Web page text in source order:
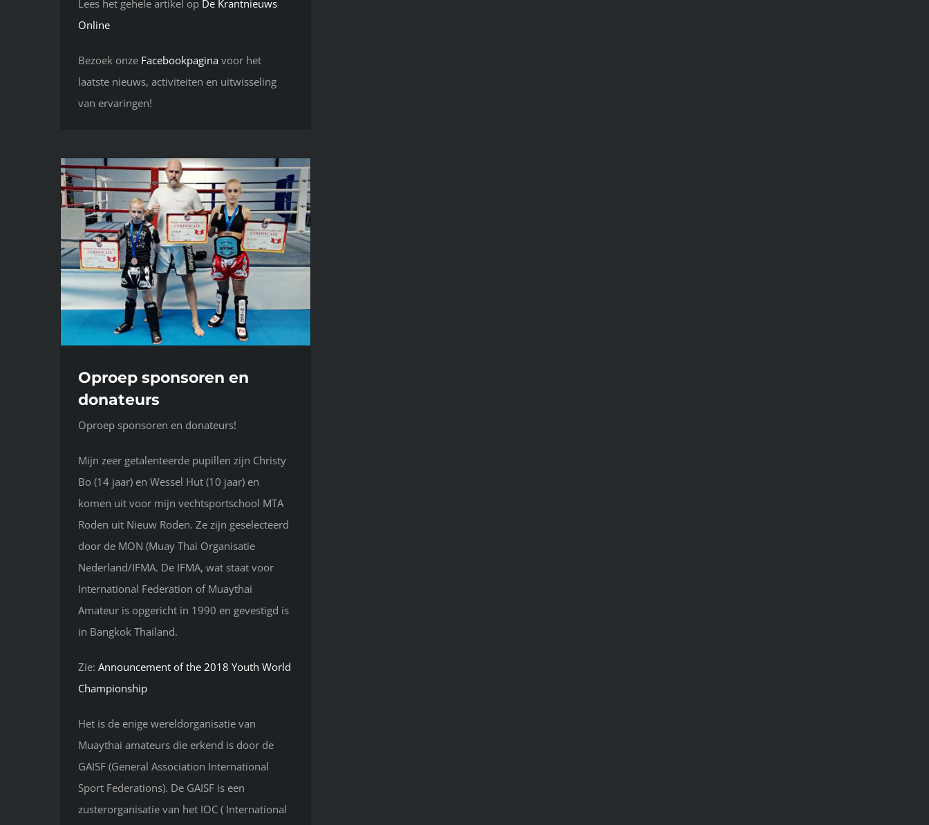
Lees het gehele artikel op De Krantnieuws
Online
Bezoek onze Facebookpagina voor het
laatste nieuws, activiteiten en uitwisseling
van ervaringen!
Oproep sponsoren en
donateurs
Oproep sponsoren en donateurs!
Mijn zeer getalenteerde pupillen zijn Christy
Bo (14 jaar) en Wessel Hut (10 jaar) en
komen uit voor mijn vechtsportschool MTA
Roden uit Nieuw Roden. Ze zijn geselecteerd
door de MON (Muay Thai Organisatie
Nederland/IFMA. De IFMA, wat staat voor
International Federation of Muaythai
Amateur is opgericht in 1990 en gevestigd is
in Bangkok Thailand.
Zie: Announcement of the 2018 Youth World
Championship
Het is de enige wereldorganisatie van
Muaythai amateurs die erkend is door de
GAISF (General Association International
Sport Federations). De GAISF is een
zusterorganisatie van het IOC ( International